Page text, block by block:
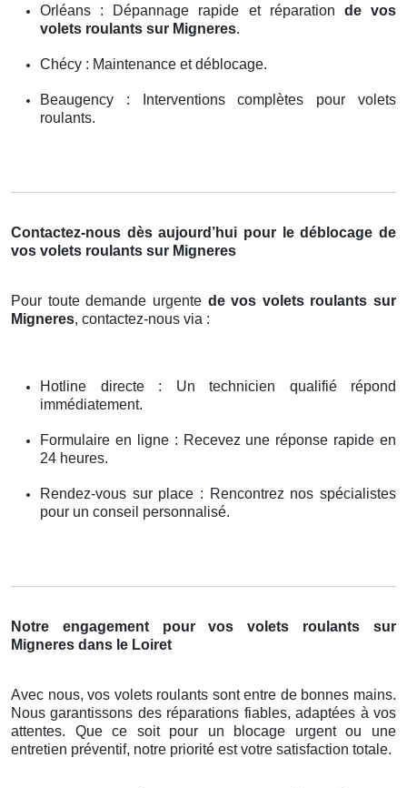
Orléans : Dépannage rapide et réparation de vos
volets roulants sur Migneres.
Chécy : Maintenance et déblocage.
Beaugency : Interventions complètes pour volets
roulants.
Contactez-nous dès aujourd’hui pour le déblocage de
vos volets roulants sur Migneres
Pour toute demande urgente de vos volets roulants sur
Migneres, contactez-nous via :
Hotline directe : Un technicien qualifié répond
immédiatement.
Formulaire en ligne : Recevez une réponse rapide en
24 heures.
Rendez-vous sur place : Rencontrez nos spécialistes
pour un conseil personnalisé.
Notre engagement pour vos volets roulants sur
Migneres dans le Loiret
Avec nous, vos volets roulants sont entre de bonnes mains.
Nous garantissons des réparations fiables, adaptées à vos
attentes. Que ce soit pour un blocage urgent ou une
entretien préventif, notre priorité est votre satisfaction totale.